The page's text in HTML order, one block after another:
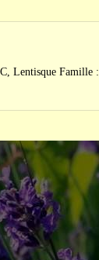
Lentisque Famille :